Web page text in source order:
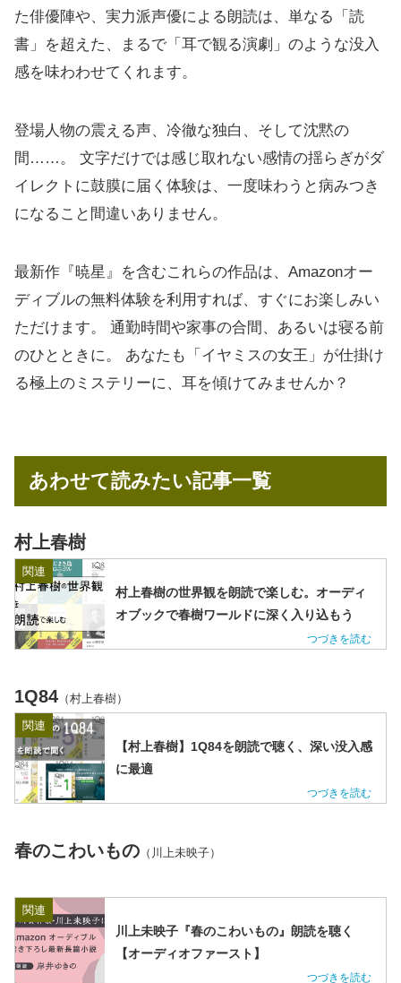
た俳優陣や、実力派声優による朗読は、単なる「読
書」を超えた、まるで「耳で観る演劇」のような没入
感を味わわせてくれます。
登場人物の震える声、冷徹な独白、そして沈黙の
間……。 文字だけでは感じ取れない感情の揺らぎがダ
イレクトに鼓膜に届く体験は、一度味わうと病みつき
になること間違いありません。
最新作『暁星』を含むこれらの作品は、Amazonオー
ディブルの無料体験を利用すれば、すぐにお楽しみい
ただけます。 通勤時間や家事の合間、あるいは寝る前
のひとときに。 あなたも「イヤミスの女王」が仕掛け
る極上のミステリーに、耳を傾けてみませんか？
あわせて読みたい記事一覧
村上春樹
関連
村上春樹の世界観を朗読で楽しむ。オーディ
オブックで春樹ワールドに深く入り込もう
1Q84 （村上春樹）
関連
【村上春樹】1Q84を朗読で聴く、深い没入感
に最適
春のこわいもの （川上未映子）
関連
川上未映子『春のこわいもの』朗読を聴く
【オーディオファースト】